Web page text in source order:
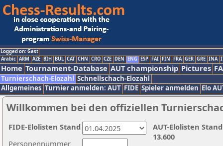
Logged on: Gast
Arabic ARM AZE BIH BUL CAT CHN CRO CZE DEN ENG ESP FAI FIN FRA GER GRE INA
Home Tournament-Database AUT championship Pictures
Turnierschach-Elozahl Schnellschach-Elozahl
Allgemeines Turnier anmelden: AUT FIDE Spieler anmelden Elo
Willkommen bei den offiziellen
Personennummer
AUT-Elolisten
13.600
FIDE-Elolisten Stand